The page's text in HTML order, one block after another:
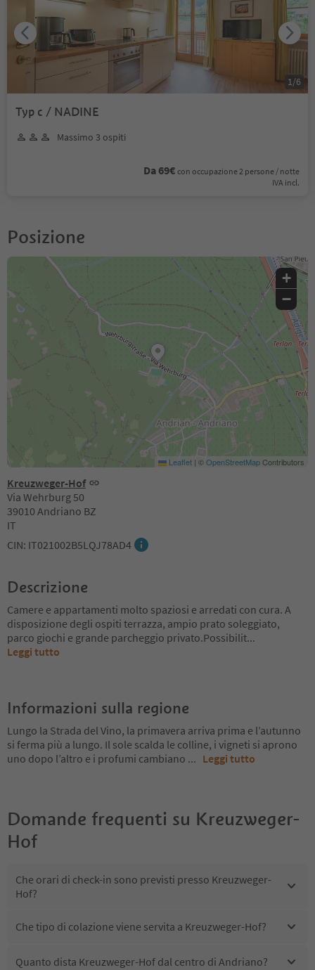
Typ c / NADINE
Massimo 3 ospiti
Da 69€ con occupazione 2 persone / notte
IVA incl.
1 /6
Posizione
Kreuzweger-Hof
Via Wehrburg 50
39010 Andriano BZ
IT
CIN: IT021002B5LQJ78AD4
+
−
Leaflet | ©OpenStreetMapContributors
Descrizione
Camere e appartamenti molto spaziosi e arredati con cura. A
disposizione degli ospiti terrazza, ampio prato soleggiato,
parco giochi e grande parcheggio privato.Possibilit...
Leggi tutto
Informazioni sulla regione
Lungo la Strada del Vino, la primavera arriva prima e l’autunno
si ferma più a lungo. Il sole scalda le colline, i vigneti si aprono
uno dopo l’altro e i profumi cambiano ... Leggi tutto
Domande frequenti su Kreuzweger-
Hof
Che orari di check-in sono previsti presso Kreuzweger-
Hof?
Che tipo di colazione viene servita a Kreuzweger-Hof?
Quanto dista Kreuzweger-Hof dal centro di Andriano?